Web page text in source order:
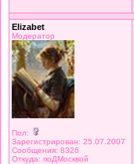
Elizabet
Модератор
Пол:
Зарегистрирован: 25.07.2007
Сообщения: 8326
Откуда: поДМосквой